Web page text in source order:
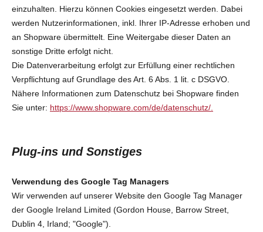
einzuhalten. Hierzu können Cookies eingesetzt werden. Dabei
werden Nutzerinformationen, inkl. Ihrer IP-Adresse erhoben und
an Shopware übermittelt. Eine Weitergabe dieser Daten an
sonstige Dritte erfolgt nicht.
Die Datenverarbeitung erfolgt zur Erfüllung einer rechtlichen
Verpflichtung auf Grundlage des Art. 6 Abs. 1 lit. c DSGVO.
Nähere Informationen zum Datenschutz bei Shopware finden
Sie unter: https://www.shopware.com/de/datenschutz/.
Plug-ins und Sonstiges
Verwendung des Google Tag Managers
Wir verwenden auf unserer Website den Google Tag Manager
der Google Ireland Limited (Gordon House, Barrow Street,
Dublin 4, Irland; "Google").